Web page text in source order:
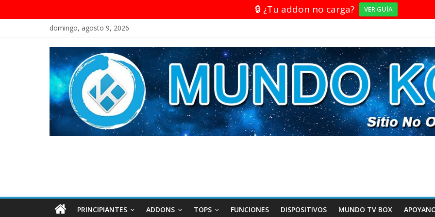
🔒 ¿Tu addon no carga? VER GUÍA
domingo, agosto 9, 2026
PRINCIPIANTES ADDONS TOPS FUNCIONES DISPOSITIVOS MUNDO TV BOX